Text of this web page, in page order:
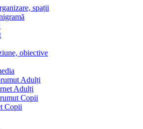
spații
obiective
Adulți
Adulți
Copii
Copii